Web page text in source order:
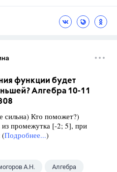
функции будет
Алгебра 10-11
сильна) Кто поможет?)
из промежутка [-2; 5], при
(Подробнее...)
А.Н. Алгебра